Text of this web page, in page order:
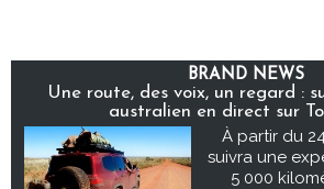
BRAND NEWS
Une route, des voix, un regard :
australien en direct sur
À partir du
suivra une
5 000